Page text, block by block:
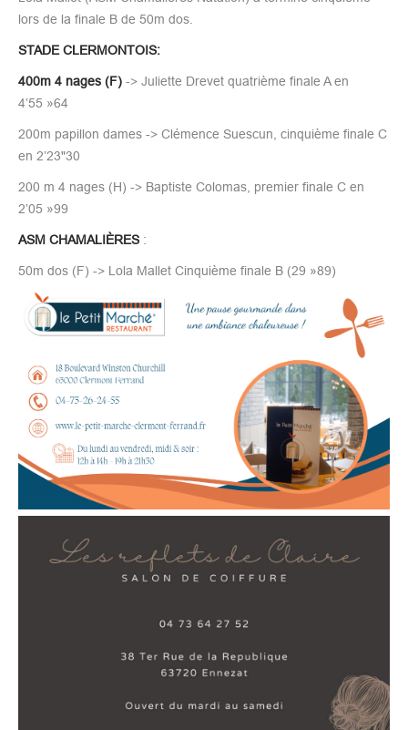
lors de la finale B de 50m dos.
STADE CLERMONTOIS:
400m 4 nages (F) -> Juliette Drevet quatrième finale A en
4’55 »64
200m papillon dames -> Clémence Suescun, cinquième finale C
en 2’23"30
200 m 4 nages (H) -> Baptiste Colomas, premier finale C en
2’05 »99
ASM CHAMALIÈRES:
50m dos (F) -> Lola Mallet Cinquième finale B (29 »89)